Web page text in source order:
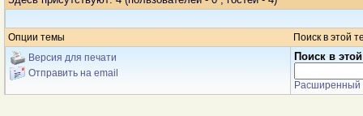
Опции темы
Поиск в этой
Версия для печати
Отправить на email
Поиск в
Расширенный